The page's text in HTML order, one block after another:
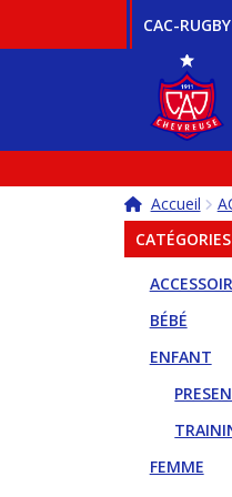
navigation
contenu
CAC-RUGBY
Accueil
BÉBÉ
ENFANT
FEMME